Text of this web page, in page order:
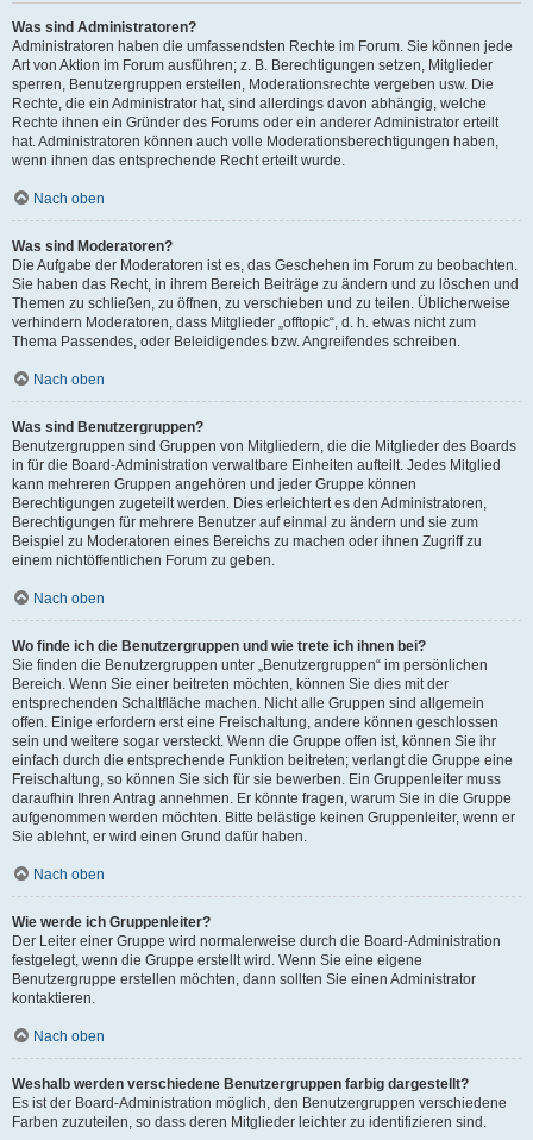
Was sind Administratoren?
Administratoren haben die umfassendsten Rechte im Forum. Sie können jede
Art von Aktion im Forum ausführen; z. B. Berechtigungen setzen, Mitglieder
sperren, Benutzergruppen erstellen, Moderationsrechte vergeben usw. Die
Rechte, die ein Administrator hat, sind allerdings davon abhängig, welche
Rechte ihnen ein Gründer des Forums oder ein anderer Administrator erteilt
hat. Administratoren können auch volle Moderationsberechtigungen haben,
wenn ihnen das entsprechende Recht erteilt wurde.
Nach oben
Was sind Moderatoren?
Die Aufgabe der Moderatoren ist es, das Geschehen im Forum zu beobachten.
Sie haben das Recht, in ihrem Bereich Beiträge zu ändern und zu löschen und
Themen zu schließen, zu öffnen, zu verschieben und zu teilen. Üblicherweise
verhindern Moderatoren, dass Mitglieder „offtopic“, d. h. etwas nicht zum
Thema Passendes, oder Beleidigendes bzw. Angreifendes schreiben.
Nach oben
Was sind Benutzergruppen?
Benutzergruppen sind Gruppen von Mitgliedern, die die Mitglieder des Boards
in für die Board-Administration verwaltbare Einheiten aufteilt. Jedes Mitglied
kann mehreren Gruppen angehören und jeder Gruppe können
Berechtigungen zugeteilt werden. Dies erleichtert es den Administratoren,
Berechtigungen für mehrere Benutzer auf einmal zu ändern und sie zum
Beispiel zu Moderatoren eines Bereichs zu machen oder ihnen Zugriff zu
einem nichtöffentlichen Forum zu geben.
Nach oben
Wo finde ich die Benutzergruppen und wie trete ich ihnen bei?
Sie finden die Benutzergruppen unter „Benutzergruppen“ im persönlichen
Bereich. Wenn Sie einer beitreten möchten, können Sie dies mit der
entsprechenden Schaltfläche machen. Nicht alle Gruppen sind allgemein
offen. Einige erfordern erst eine Freischaltung, andere können geschlossen
sein und weitere sogar versteckt. Wenn die Gruppe offen ist, können Sie ihr
einfach durch die entsprechende Funktion beitreten; verlangt die Gruppe eine
Freischaltung, so können Sie sich für sie bewerben. Ein Gruppenleiter muss
daraufhin Ihren Antrag annehmen. Er könnte fragen, warum Sie in die Gruppe
aufgenommen werden möchten. Bitte belästige keinen Gruppenleiter, wenn er
Sie ablehnt, er wird einen Grund dafür haben.
Nach oben
Wie werde ich Gruppenleiter?
Der Leiter einer Gruppe wird normalerweise durch die Board-Administration
festgelegt, wenn die Gruppe erstellt wird. Wenn Sie eine eigene
Benutzergruppe erstellen möchten, dann sollten Sie einen Administrator
kontaktieren.
Nach oben
Weshalb werden verschiedene Benutzergruppen farbig dargestellt?
Es ist der Board-Administration möglich, den Benutzergruppen verschiedene
Farben zuzuteilen, so dass deren Mitglieder leichter zu identifizieren sind.